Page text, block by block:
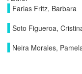
Farias Fritz, Barbara
Soto Figueroa,
Neira Morales,